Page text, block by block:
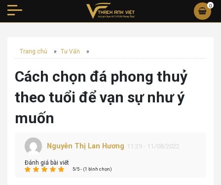
0
Trang chủ » Tư Vấn »
Cách chọn đá phong thuỷ
theo tuổi để vạn sự như ý
muốn
Nguyễn Thị Lan Hương 11:29 - 11/08/2022
Đánh giá bài viết
5/5 - (1 bình chọn)